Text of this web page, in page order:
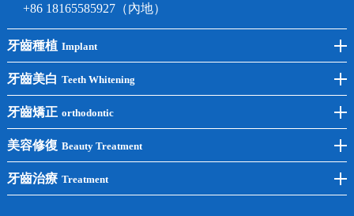
+86 18165585927（內地）
牙齒種植 Implant
前牙種植
後牙種植
單顆種植
半口種植
全口種植
牙齒美白 Teeth Whitening
冷光美白
洗牙
黃黑牙
四環素牙
牙齒矯正 orthodontic
牙齒矯正
兒童矯正
美容修復 Beauty Treatment
全瓷牙
牙齒治療 Treatment